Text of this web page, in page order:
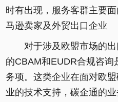
时有出现，服务客群主要
马逊卖家及外贸出口企业
对于涉及欧盟市场的
的CBAM和EUDR合规咨询
务项。这类企业在面对欧
业的技术支持，碳企通的